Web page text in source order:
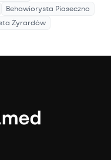
Behawiorysta Piaseczno
Żyrardów